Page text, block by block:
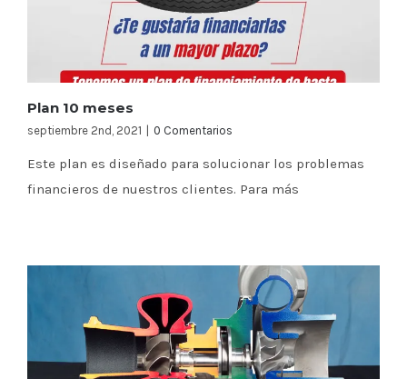
Plan 10 meses
septiembre 2nd, 2021 0 Comentarios
Este plan es diseñado para solucionar los problemas
financieros de nuestros clientes. Para más